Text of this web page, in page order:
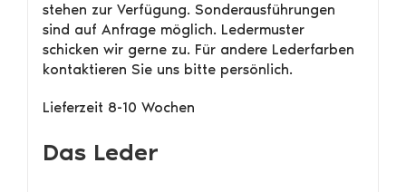
stehen zur Verfügung. Sonderausführungen
sind auf Anfrage möglich. Ledermuster
schicken wir gerne zu. Für andere Lederfarben
kontaktieren Sie uns bitte persönlich.
Lieferzeit 8-10 Wochen
Das Leder